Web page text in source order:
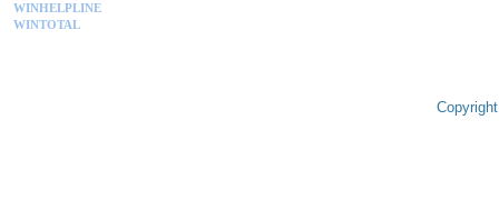
WINHELPLINE
WINTOTAL